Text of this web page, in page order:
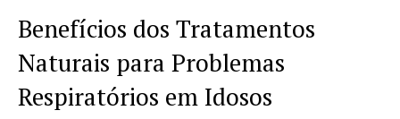
Benefícios dos Tratamentos
Naturais para Problemas
Respiratórios em Idosos